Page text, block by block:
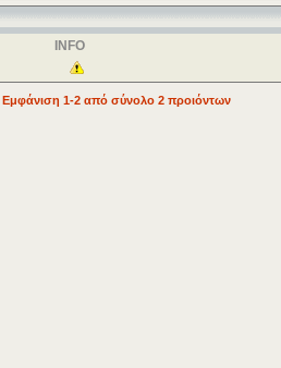
INFO
Εμφάνιση 1-2 από σύνολο 2 προιόντων